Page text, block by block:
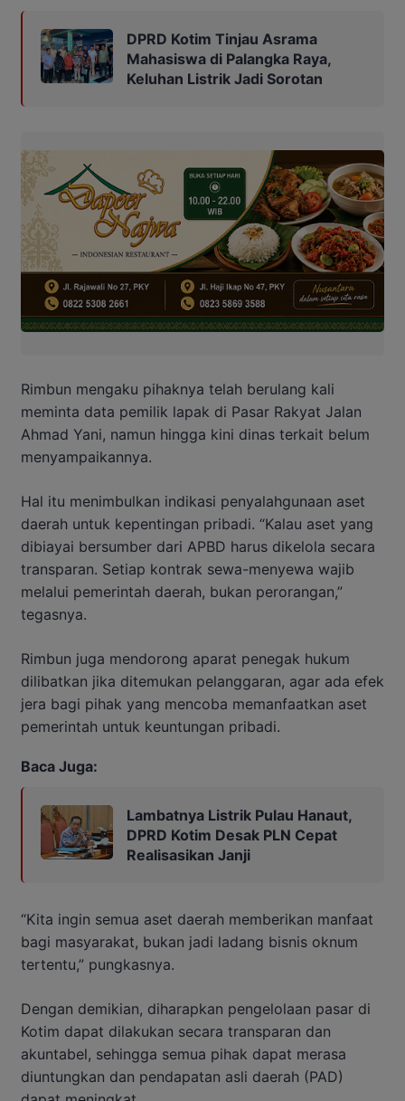
DPRD Kotim Tinjau Asrama
Mahasiswa di Palangka Raya,
Keluhan Listrik Jadi Sorotan
Rimbun mengaku pihaknya telah berulang kali
meminta data pemilik lapak di Pasar Rakyat Jalan
Ahmad Yani, namun hingga kini dinas terkait belum
menyampaikannya.
Hal itu menimbulkan indikasi penyalahgunaan aset
daerah untuk kepentingan pribadi. “Kalau aset yang
dibiayai bersumber dari APBD harus dikelola secara
transparan. Setiap kontrak sewa-menyewa wajib
melalui pemerintah daerah, bukan perorangan,”
tegasnya.
Rimbun juga mendorong aparat penegak hukum
dilibatkan jika ditemukan pelanggaran, agar ada efek
jera bagi pihak yang mencoba memanfaatkan aset
pemerintah untuk keuntungan pribadi.
Baca Juga:
Lambatnya Listrik Pulau Hanaut,
DPRD Kotim Desak PLN Cepat
Realisasikan Janji
“Kita ingin semua aset daerah memberikan manfaat
bagi masyarakat, bukan jadi ladang bisnis oknum
tertentu,” pungkasnya.
Dengan demikian, diharapkan pengelolaan pasar di
Kotim dapat dilakukan secara transparan dan
akuntabel, sehingga semua pihak dapat merasa
diuntungkan dan pendapatan asli daerah (PAD)